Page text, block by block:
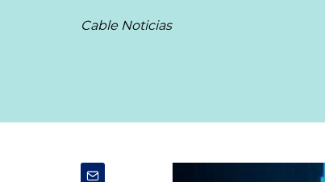
Cable Noticias